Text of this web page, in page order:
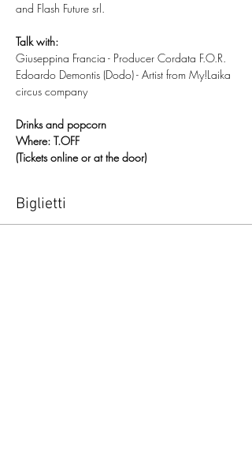
and Flash Future srl.
Talk with:
Giuseppina Francia - Producer Cordata F.O.R.
Edoardo Demontis (Dodo) - Artist from My!Laika
circus company
Drinks and popcorn
Where: T.OFF
(Tickets online or at the door)
Biglietti